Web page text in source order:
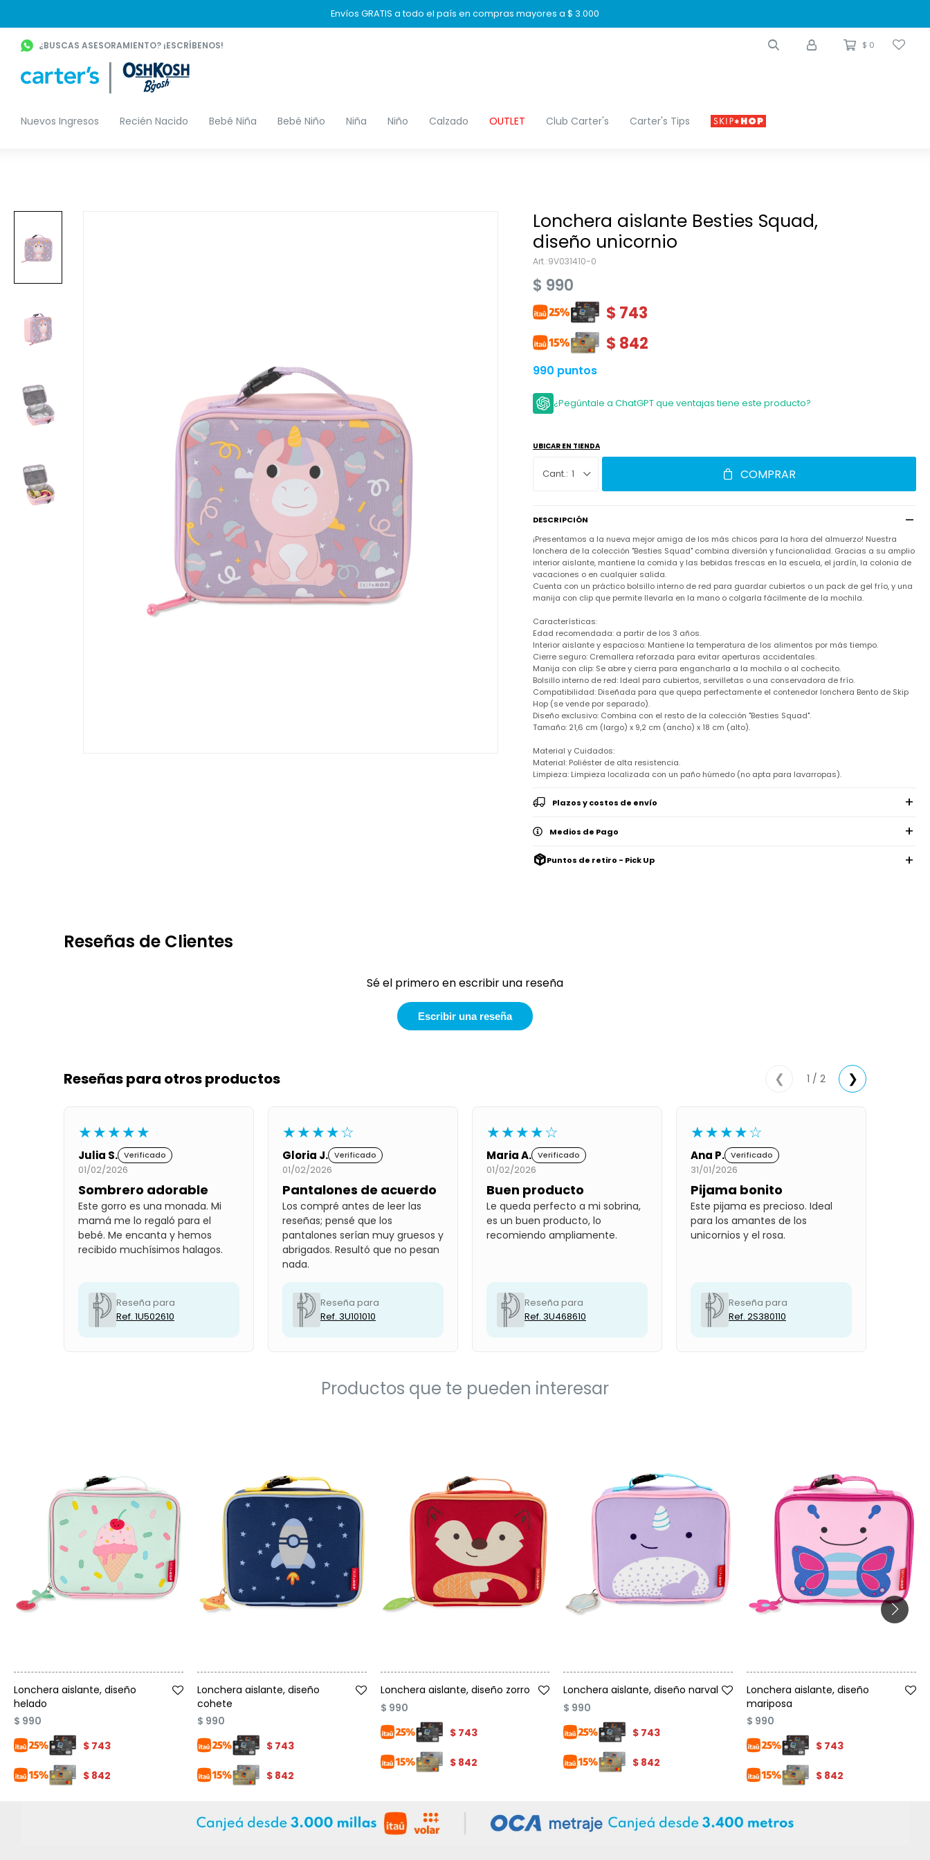
Envíos GRATIS a todo el país en compras mayores a $ 3.000
Nuevos Ingresos Recién Nacido Bebé Niña Bebé Niño Niña Niño Calzado OUTLET Club Carter's Carter's Tips
$ 0
¿BUSCAS ASESORAMIENTO? ¡ESCRÍBENOS!
Lonchera aislante Besties Squad,
diseño unicornio
9V031410-0
$ 990
$ 743
$ 842
990 puntos
¿Pegúntale a ChatGPT que ventajas tiene este producto?
UBICAR EN TIENDA
1 COMPRAR
DESCRIPCIÓN
¡Presentamos a la nueva mejor amiga de los más chicos para la hora del almuerzo! Nuestra
lonchera de la colección "Besties Squad" combina diversión y funcionalidad. Gracias a su amplio
interior aislante, mantiene la comida y las bebidas frescas en la escuela, el jardín, la colonia de
vacaciones o en cualquier salida.
Cuenta con un práctico bolsillo interno de red para guardar cubiertos o un pack de gel frío, y una
manija con clip que permite llevarla en la mano o colgarla fácilmente de la mochila.
Características:
Edad recomendada: a partir de los 3 años.
Interior aislante y espacioso: Mantiene la temperatura de los alimentos por más tiempo.
Cierre seguro: Cremallera reforzada para evitar aperturas accidentales.
Manija con clip: Se abre y cierra para engancharla a la mochila o al cochecito.
Bolsillo interno de red: Ideal para cubiertos, servilletas o una conservadora de frío.
Compatibilidad: Diseñada para que quepa perfectamente el contenedor lonchera Bento de Skip
Hop (se vende por separado).
Diseño exclusivo: Combina con el resto de la colección "Besties Squad".
Tamaño: 21,6 cm (largo) x 9,2 cm (ancho) x 18 cm (alto).
Material y Cuidados:
Material: Poliéster de alta resistencia.
Limpieza: Limpieza localizada con un paño húmedo (no apta para lavarropas).
Plazos y costos de envío
Medios de Pago
Puntos de retiro - Pick Up
Reseñas de Clientes
Sé el primero en escribir una reseña
Escribir una reseña
Reseñas para otros productos ❮ 1 / 2 ❯
★★★★★
Julia S. Verificado
01/02/2026
Sombrero adorable
Este gorro es una monada. Mi
mamá me lo regaló para el
bebé. Me encanta y hemos
recibido muchísimos halagos.
Reseña para
Ref. 1U502610
★★★★☆
Gloria J. Verificado
01/02/2026
Pantalones de acuerdo
Los compré antes de leer las
reseñas; pensé que los
pantalones serían muy gruesos y
abrigados. Resultó que no pesan
nada.
Reseña para
Ref. 3U101010
★★★★☆
Maria A. Verificado
01/02/2026
Buen producto
Le queda perfecto a mi sobrina,
es un buen producto, lo
recomiendo ampliamente.
Reseña para
Ref. 3U468610
★★★★☆
Ana P. Verificado
31/01/2026
Pijama bonito
Este pijama es precioso. Ideal
para los amantes de los
unicornios y el rosa.
Reseña para
Ref. 2S380110
Productos que te pueden interesar
Lonchera aislante, diseño
helado
$ 990
$ 743
$ 842
Lonchera aislante, diseño
cohete
$ 990
$ 743
$ 842
Lonchera aislante, diseño zorro
$ 990
$ 743
$ 842
Lonchera aislante, diseño narval
$ 990
$ 743
$ 842
Lonchera aislante, diseño
mariposa
$ 990
$ 743
$ 842